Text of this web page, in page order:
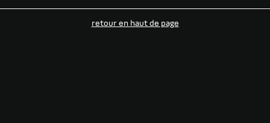
retour en haut de page​